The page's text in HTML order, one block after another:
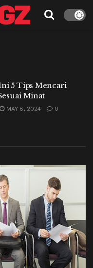
5 Tips Mencari
Minat
MAY 8, 2024 0